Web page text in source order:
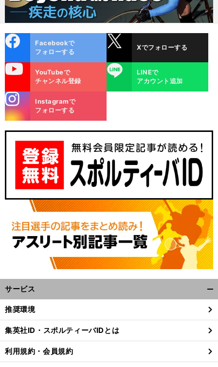
ok
Facebookで
フォローする
Xでフォローする
YouTubeで
チャンネル登録
LINE
LINEで
アカウント追加
m
Instagramで
フォローする
サービス
閉
る
推奨環境
集英社ID・スポルティーバIDとは
利用規約・会員規約